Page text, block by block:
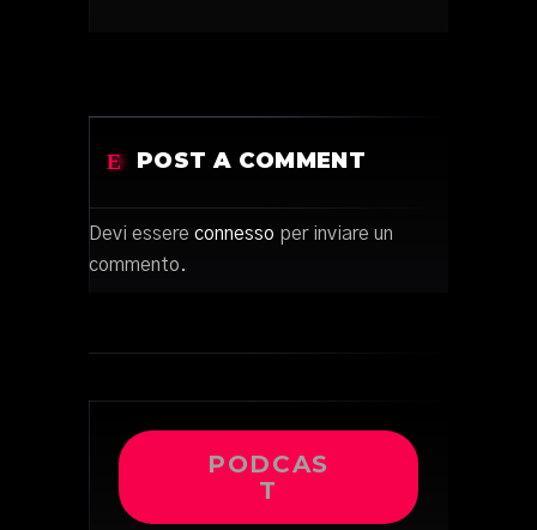
POST A COMMENT
Devi essere connesso per inviare un
commento.
PODCAS
T